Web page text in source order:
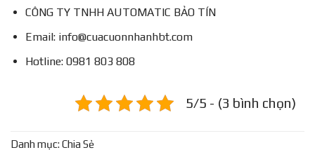
CÔNG TY TNHH AUTOMATIC BẢO TÍN
Email: info@cuacuonnhanhbt.com
Hotline: 0981 803 808
5/5 - (3 bình chọn)
Danh mục: Chia Sẻ